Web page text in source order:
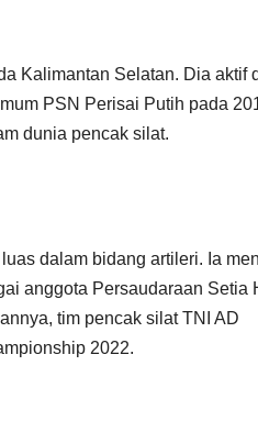
Kalimantan Selatan. Dia aktif
PSN Perisai Putih pada
dunia pencak silat.
dalam bidang artileri. Ia
anggota Persaudaraan Setia
tim pencak silat TNI AD
2022.